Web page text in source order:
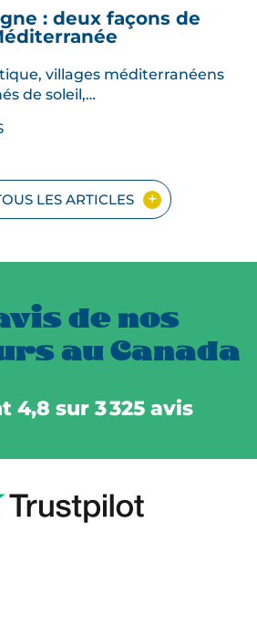
: deux façons de
villages méditerranéens
de soleil,…
LES ARTICLES
de nos
au Canada
4,8 sur 3 325 avis